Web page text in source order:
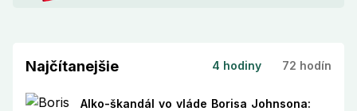
Najčítanejšie 4 hodiny 72 hodín
Alko-škandál vo vláde Borisa Johnsona: